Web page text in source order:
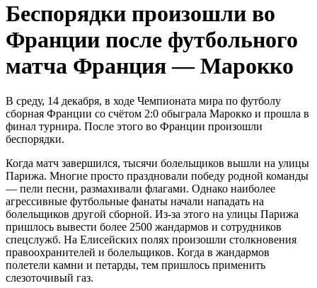
Беспорядки произошли во
Франции после футбольного
матча Франция — Марокко
В среду, 14 декабря, в ходе Чемпионата мира по футболу
сборная Франции со счётом 2:0 обыграла Марокко и прошла в
финал турнира. После этого во Франции произошли
беспорядки.
Когда матч завершился, тысячи болельщиков вышли на улицы
Парижа. Многие просто праздновали победу родной команды
— пели песни, размахивали флагами. Однако наиболее
агрессивные футбольные фанаты начали нападать на
болельщиков другой сборной. Из-за этого на улицы Парижа
пришлось вывести более 2500 жандармов и сотрудников
спецслужб. На Елисейских полях произошли столкновения
правоохранителей и болельщиков. Когда в жандармов
полетели камни и петарды, тем пришлось применить
слезоточивый газ.